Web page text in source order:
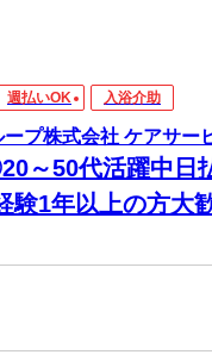
週払いOK 入浴介助
プ株式会社 ケアサー
～50代活躍中日
験1年以上の方大